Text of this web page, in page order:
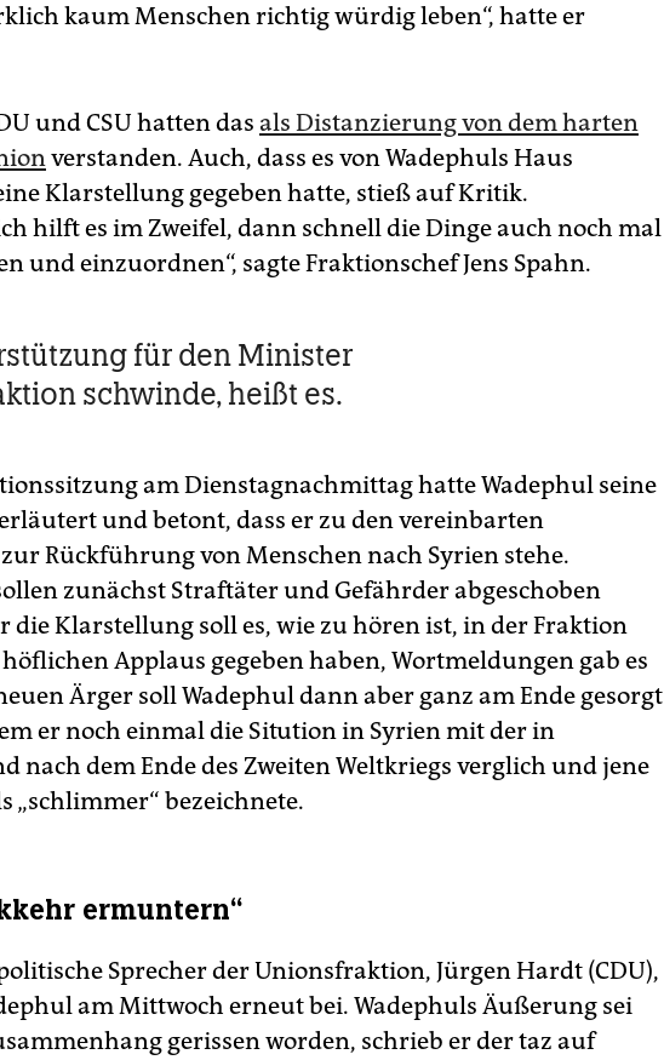
kaum Menschen richtig würdig leben“, hatte er
und CSU hatten das als Distanzierung von dem harten
verstanden. Auch, dass es von Wadephuls Haus
Klarstellung gegeben hatte, stieß auf Kritik.
hilft es im Zweifel, dann schnell die Dinge auch noch mal
und einzuordnen“, sagte Fraktionschef Jens Spahn.
für den Minister
schwinde, heißt es.
am Dienstagnachmittag hatte Wadephul seine
und betont, dass er zu den vereinbarten
Rückführung von Menschen nach Syrien stehe.
zunächst Straftäter und Gefährder abgeschoben
die Klarstellung soll es, wie zu hören ist, in der Fraktion
Applaus gegeben haben, Wortmeldungen gab es
Ärger soll Wadephul dann aber ganz am Ende gesorgt
er noch einmal die Sitution in Syrien mit der in
nach dem Ende des Zweiten Weltkriegs verglich und jene
„schlimmer“ bezeichnete.
ermuntern“
Sprecher der Unionsfraktion, Jürgen Hardt (CDU),
am Mittwoch erneut bei. Wadephuls Äußerung sei
gerissen worden, schrieb er der taz auf